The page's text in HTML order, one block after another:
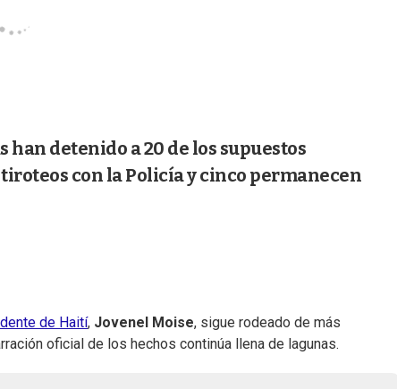
detenido a 20 de los supuestos
con la Policía y cinco permanecen
de Haití, Jovenel Moise, sigue rodeado de más
oficial de los hechos continúa llena de lagunas.